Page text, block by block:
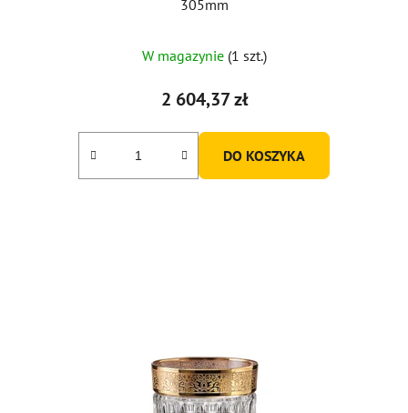
305mm
W magazynie (1 szt.)
2 604,37 zł
DO KOSZYKA